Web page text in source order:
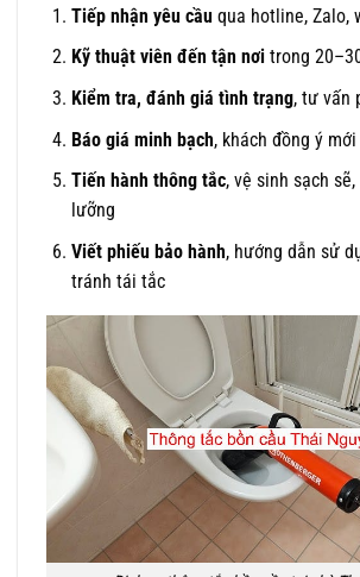
Tiếp nhận yêu cầuqua hotline, Zalo,
Kỹ thuật viên đến tận nơitrong
Kiểm tra, đánh giá tình trạng, tư vấn
Báo giá minh bạch, khách đồng ý
Tiến hành thông tắc, vệ sinh sạch
lưỡng
Viết phiếu bảo hành, hướng dẫn sử
tránh tái tắc